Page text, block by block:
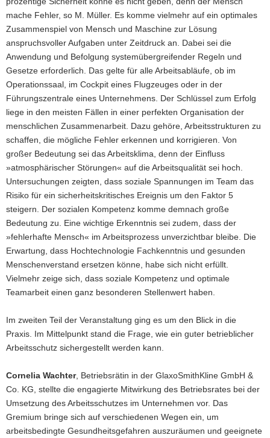
mache Fehler, so M. Müller. Es komme vielmehr auf ein optimales
Zusammenspiel von Mensch und Maschine zur Lösung
anspruchsvoller Aufgaben unter Zeitdruck an. Dabei sei die
Anwendung und Befolgung systemübergreifender Regeln und
Gesetze erforderlich. Das gelte für alle Arbeitsabläufe, ob im
Operationssaal, im Cockpit eines Flugzeuges oder in der
Führungszentrale eines Unternehmens. Der Schlüssel zum Erfolg
liege in den meisten Fällen in einer perfekten Organisation der
menschlichen Zusammenarbeit. Dazu gehöre, Arbeitsstrukturen zu
schaffen, die mögliche Fehler erkennen und korrigieren. Von
großer Bedeutung sei das Arbeitsklima, denn der Einfluss
»atmosphärischer Störungen« auf die Arbeitsqualität sei hoch.
Untersuchungen zeigten, dass soziale Spannungen im Team das
Risiko für ein sicherheitskritisches Ereignis um den Faktor 5
steigern. Der sozialen Kompetenz komme demnach große
Bedeutung zu. Eine wichtige Erkenntnis sei zudem, dass der
»fehlerhafte Mensch« im Arbeitsprozess unverzichtbar bleibe. Die
Erwartung, dass Hochtechnologie Fachkenntnis und gesunden
Menschenverstand ersetzen könne, habe sich nicht erfüllt.
Vielmehr zeige sich, dass soziale Kompetenz und optimale
Teamarbeit einen ganz besonderen Stellenwert haben.
Im zweiten Teil der Veranstaltung ging es um den Blick in die
Praxis. Im Mittelpunkt stand die Frage, wie ein guter betrieblicher
Arbeitsschutz sichergestellt werden kann.
Cornelia Wachter, Betriebsrätin in der GlaxoSmithKline GmbH &
Co. KG, stellte die engagierte Mitwirkung des Betriebsrates bei der
Umsetzung des Arbeitsschutzes im Unternehmen vor. Das
Gremium bringe sich auf verschiedenen Wegen ein, um
arbeitsbedingte Gesundheitsgefahren auszuräumen und geeignete